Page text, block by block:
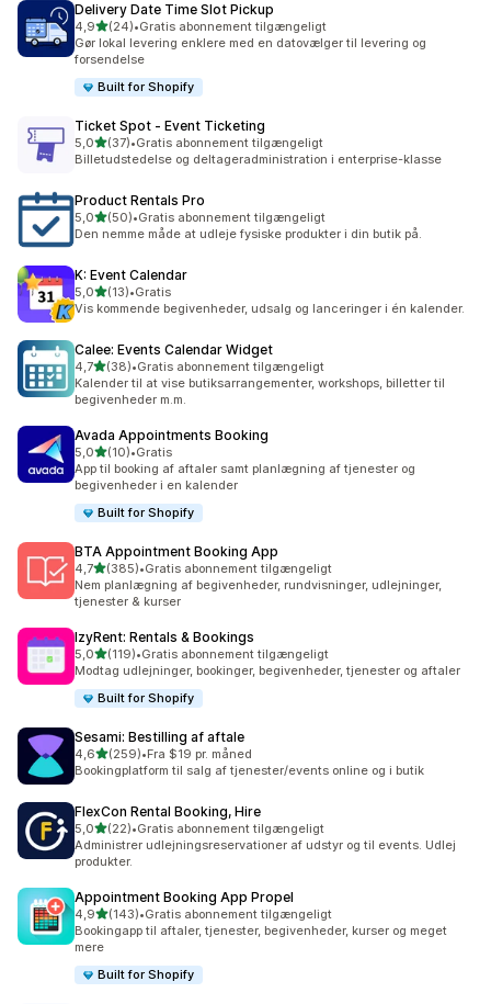
Delivery Date Time Slot Pickup
4,9ud af 5 stjerner
(24)
24 anmeldelser i alt
•Gratis abonnement tilgængeligt
Gør lokal levering enklere med en datovælger til levering og
forsendelse
Built for Shopify
Ticket Spot ‑ Event Ticketing
5,0ud af 5 stjerner
(37)
37 anmeldelser i alt
•Gratis abonnement tilgængeligt
Billetudstedelse og deltageradministration i enterprise-klasse
Product Rentals Pro
5,0ud af 5 stjerner
(50)
50 anmeldelser i alt
•Gratis abonnement tilgængeligt
Den nemme måde at udleje fysiske produkter i din butik på.
K: Event Calendar
5,0ud af 5 stjerner
(13)
13 anmeldelser i alt
•Gratis
Vis kommende begivenheder, udsalg og lanceringer i én kalender.
Calee: Events Calendar Widget
4,7ud af 5 stjerner
(38)
38 anmeldelser i alt
•Gratis abonnement tilgængeligt
Kalender til at vise butiksarrangementer, workshops, billetter til
begivenheder m.m.
Avada Appointments Booking
5,0ud af 5 stjerner
(10)
10 anmeldelser i alt
•Gratis
App til booking af aftaler samt planlægning af tjenester og
begivenheder i en kalender
Built for Shopify
BTA Appointment Booking App
4,7ud af 5 stjerner
(385)
385 anmeldelser i alt
•Gratis abonnement tilgængeligt
Nem planlægning af begivenheder, rundvisninger, udlejninger,
tjenester & kurser
IzyRent: Rentals & Bookings
5,0ud af 5 stjerner
(119)
119 anmeldelser i alt
•Gratis abonnement tilgængeligt
Modtag udlejninger, bookinger, begivenheder, tjenester og aftaler
Built for Shopify
Sesami: Bestilling af aftale
4,6ud af 5 stjerner
(259)
259 anmeldelser i alt
•Fra $19 pr. måned
Bookingplatform til salg af tjenester/events online og i butik
FlexCon Rental Booking, Hire
5,0ud af 5 stjerner
(22)
22 anmeldelser i alt
•Gratis abonnement tilgængeligt
Administrer udlejningsreservationer af udstyr og til events. Udlej
produkter.
Appointment Booking App Propel
4,9ud af 5 stjerner
(143)
143 anmeldelser i alt
•Gratis abonnement tilgængeligt
Bookingapp til aftaler, tjenester, begivenheder, kurser og meget
mere
Built for Shopify